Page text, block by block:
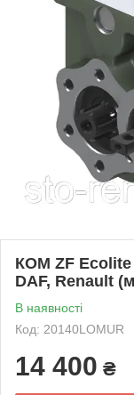
КОМ ZF Ecolite
DAF, Renault
В наявності
Код: 20140LOMUR
14 400 ₴